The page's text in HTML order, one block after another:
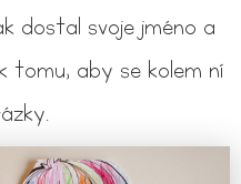
dostal svoje jméno a
tomu, aby se kolem ní